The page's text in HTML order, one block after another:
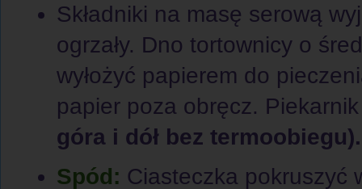
Składniki na masę serową
ogrzały. Dno tortownicy o
wyłożyć papierem do
papier poza obręcz.
góra i dół bez termoobiegu).
Spód: Ciasteczka pokruszyć